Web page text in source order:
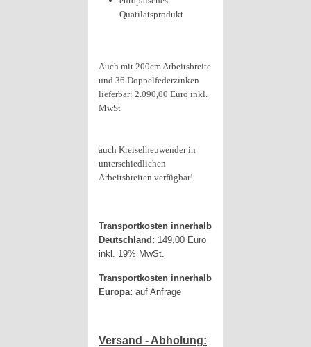
Quatilätsprodukt
Auch mit 200cm Arbeitsbreite
und 36 Doppelfederzinken
lieferbar: 2.090,00 Euro inkl.
MwSt
auch Kreiselheuwender in
unterschiedlichen
Arbeitsbreiten verfügbar!
Transportkosten innerhalb
Deutschland: 149,00 Euro
inkl. 19% MwSt.
Transportkosten innerhalb
Europa: auf Anfrage
Versand - Abholung: